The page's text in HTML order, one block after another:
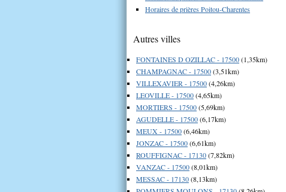
Horaires de prières Poitou-Charentes
Autres villes
FONTAINES D OZILLAC - 17500(1,35km)
CHAMPAGNAC - 17500(3,51km)
VILLEXAVIER - 17500(4,26km)
LEOVILLE - 17500(4,65km)
MORTIERS - 17500(5,69km)
AGUDELLE - 17500(6,17km)
MEUX - 17500(6,46km)
JONZAC - 17500(6,61km)
ROUFFIGNAC - 17130(7,82km)
VANZAC - 17500(8,01km)
MESSAC - 17130(8,13km)